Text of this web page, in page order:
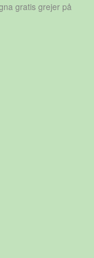
gratis grejer på